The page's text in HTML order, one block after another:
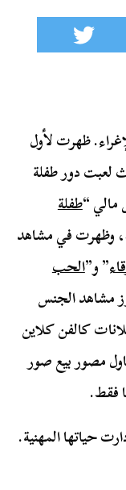
ظهرت لأول
الكبيرة في عام 1978، حيث لعبت دور طفلة
مالي “طفلة
12 عامًا فقط، وظهرت في مشاهد
” و”الحب
مشاهد الجنس
كالفن كلاين
كذلك عندما كانت 16، حاول مصور بيع صور
حياتها المهنية.